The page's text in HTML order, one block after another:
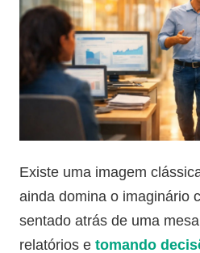
Existe uma imagem
ainda domina o imaginário
sentado atrás de uma
relatórios e tomando